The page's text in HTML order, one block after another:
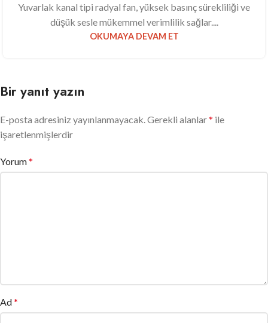
Yuvarlak kanal tipi radyal fan, yüksek basınç sürekliliği ve
düşük sesle mükemmel verimlilik sağlar....
OKUMAYA DEVAM ET
Bir yanıt yazın
E-posta adresiniz yayınlanmayacak.Gerekli alanlar* ile
işaretlenmişlerdir
Yorum*
Ad*